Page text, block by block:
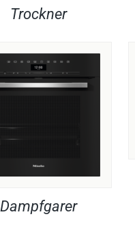
Trockner
Dampfgarer